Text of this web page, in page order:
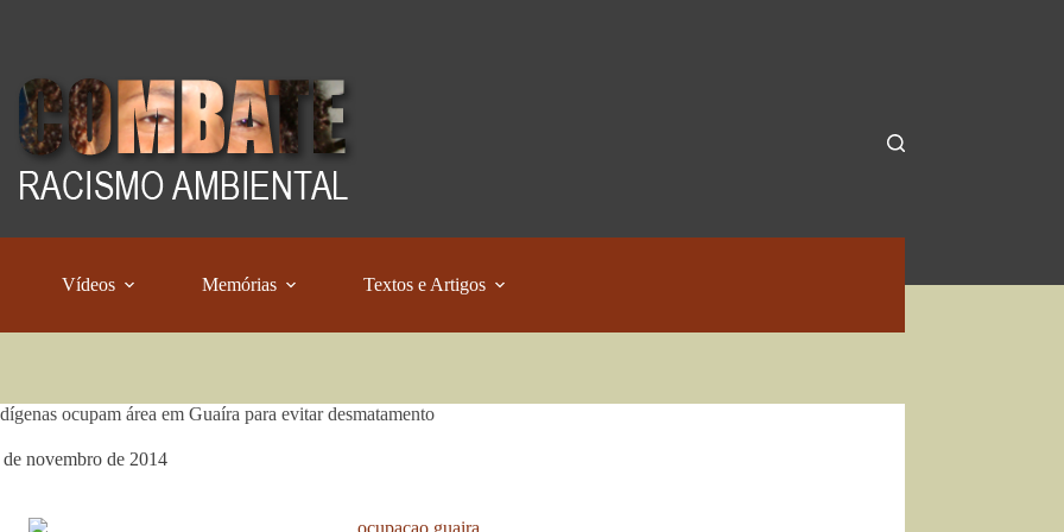
Vídeos Memórias Textos e Artigos
ocupam área em Guaíra para evitar desmatamento
de novembro de 2014